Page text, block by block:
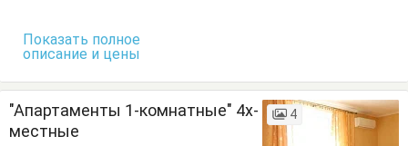
Показать полное
описание и цены
"Апартаменты 1-комнатные" 4х-
местные
4